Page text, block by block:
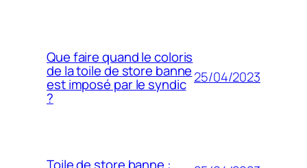
Que faire quand le coloris
de la toile de store banne
est imposé par le syndic
?
25/04/2023